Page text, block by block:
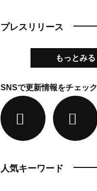
プレスリリース
もっとみる
SNSで更新情報をチェック
人気キーワード